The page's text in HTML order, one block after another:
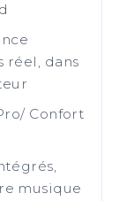
réel, dans
Confort
musique